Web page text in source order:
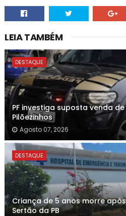
LEIA TAMBÉM
DESTAQUE
PF investiga suposta venda
Pilõezinhos
Agosto 07, 2026
DESTAQUE
Criança de 5 anos morre
Sertão da PB